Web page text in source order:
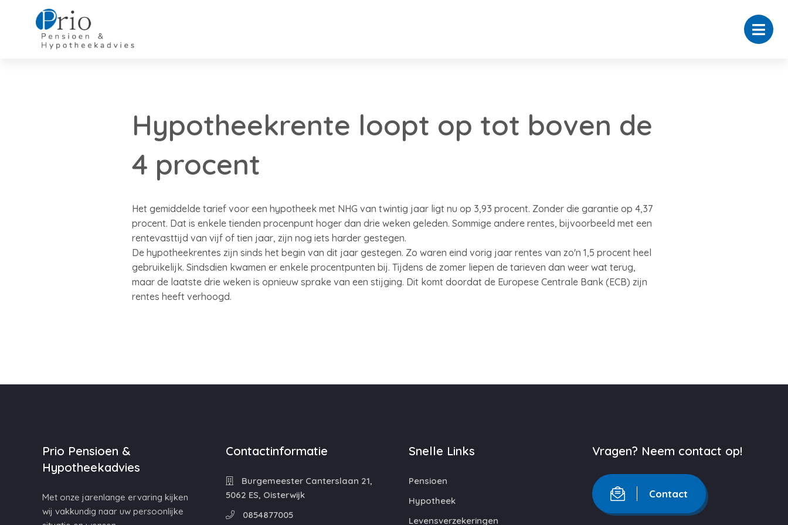
Hypotheekrente loopt op tot boven de
4 procent
Het gemiddelde tarief voor een hypotheek met NHG van twintig jaar ligt nu op 3,93 procent. Zonder die garantie op 4,37
procent. Dat is enkele tienden procenpunt hoger dan drie weken geleden. Sommige andere rentes, bijvoorbeeld met een
rentevasttijd van vijf of tien jaar, zijn nog iets harder gestegen.
De hypotheekrentes zijn sinds het begin van dit jaar gestegen. Zo waren eind vorig jaar rentes van zo'n 1,5 procent heel
gebruikelijk. Sindsdien kwamen er enkele procentpunten bij. Tijdens de zomer liepen de tarieven dan weer wat terug,
maar de laatste drie weken is opnieuw sprake van een stijging. Dit komt doordat de Europese Centrale Bank (ECB) zijn
rentes heeft verhoogd.
Prio Pensioen &
Hypotheekadvies
Met onze jarenlange ervaring kijken
wij vakkundig naar uw persoonlijke
Contactinformatie
Burgemeester Canterslaan 21,
5062 ES, Oisterwijk
0854877005
Snelle Links
Pensioen
Hypotheek
Levensverzekeringen
Vragen? Neem contact op!
Contact